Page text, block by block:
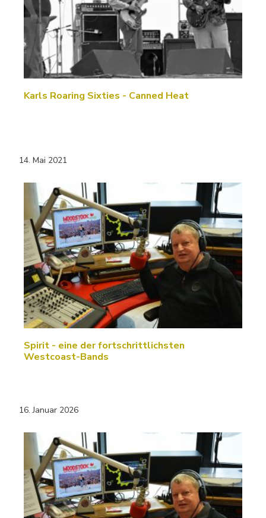
Karls Roaring Sixties - Canned Heat
14. Mai 2021
Spirit - eine der fortschrittlichsten
Westcoast-Bands
16. Januar 2026